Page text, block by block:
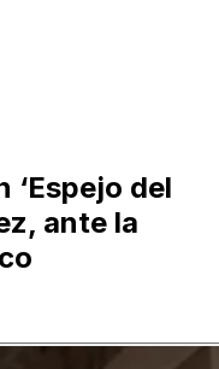
‘Espejo del
ante la